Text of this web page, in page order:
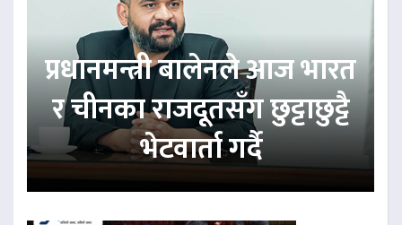
प्रधानमन्त्री बालेनले आज भारत
र चीनका राजदूतसँग छुट्टाछुट्टै
भेटवार्ता गर्दै